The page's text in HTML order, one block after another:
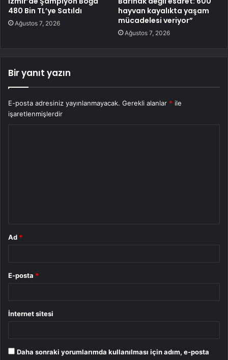
480 Bin TL’ye Satıldı
Ağustos 7, 2026
hayvan kayalıkta yaşam
mücadelesi veriyor”
Ağustos 7, 2026
Bir yanıt yazın
E-posta adresiniz yayınlanmayacak. Gerekli alanlar * ile
işaretlenmişlerdir
Ad *
E-posta *
İnternet sitesi
Daha sonraki yorumlarımda kullanılması için adım, e-posta